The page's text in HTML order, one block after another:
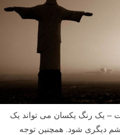
– یک رنگ یکسان می تواند یک
دیگری شود. همچنین توجه